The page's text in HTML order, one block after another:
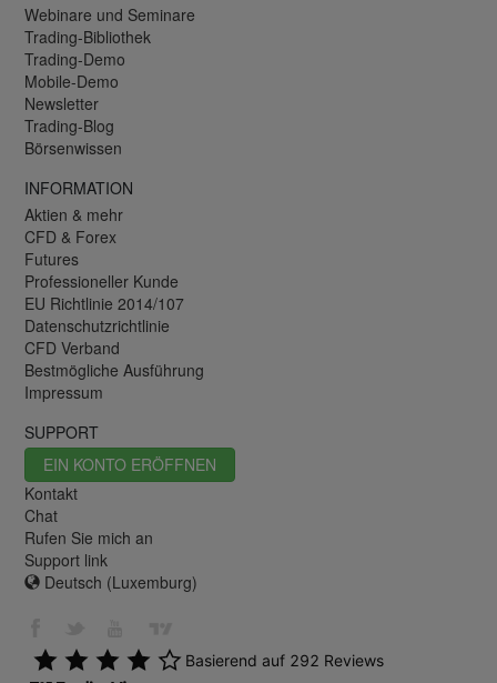
Webinare und Seminare
Trading-Bibliothek
Trading-Demo
Mobile-Demo
Newsletter
Trading-Blog
Börsenwissen
INFORMATION
Aktien & mehr
CFD & Forex
Futures
Professioneller Kunde
EU Richtlinie 2014/107
Datenschutzrichtlinie
CFD Verband
Bestmögliche Ausführung
Impressum
SUPPORT
EIN KONTO ERÖFFNEN
Kontakt
Chat
Rufen Sie mich an
Support link
Deutsch (Luxemburg)